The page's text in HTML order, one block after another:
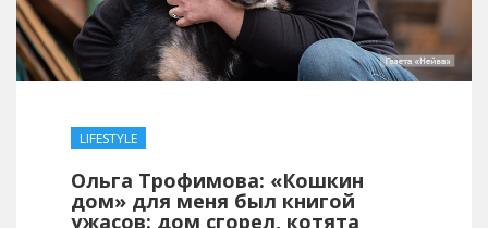
LIFESTYLE
Ольга Трофимова: «Кошкин
дом» для меня был книгой
ужасов: дом сгорел, котята